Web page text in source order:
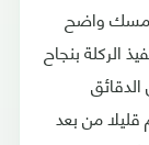
مسك واضح
الركلة بنجاح
الدقائق
قليلا من بعد